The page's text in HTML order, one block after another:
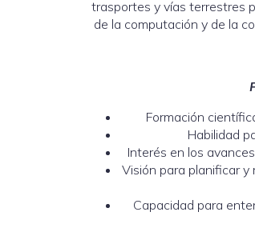
trasportes y vías terrestres
de la computación y de la
Formación
Habilidad
Interés en los
Visión para planificar
Capacidad para